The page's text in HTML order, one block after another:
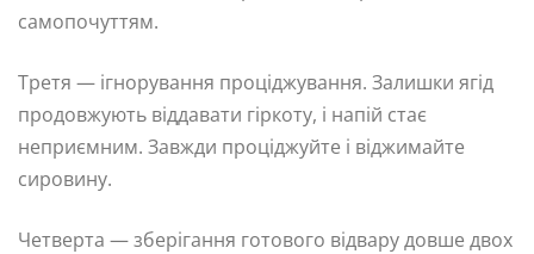
самопочуттям.
Третя — ігнорування проціджування. Залишки ягід
продовжують віддавати гіркоту, і напій стає
неприємним. Завжди проціджуйте і віджимайте
сировину.
Четверта — зберігання готового відвару довше двох